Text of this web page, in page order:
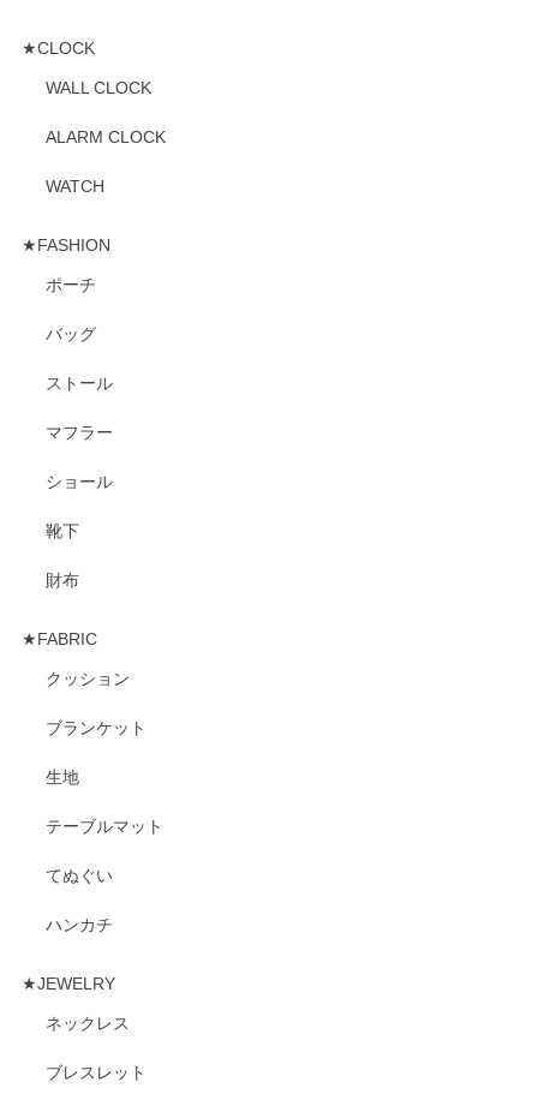
★CLOCK
WALL CLOCK
ALARM CLOCK
WATCH
★FASHION
ポーチ
バッグ
ストール
マフラー
ショール
靴下
財布
★FABRIC
クッション
ブランケット
生地
テーブルマット
てぬぐい
ハンカチ
★JEWELRY
ネックレス
ブレスレット